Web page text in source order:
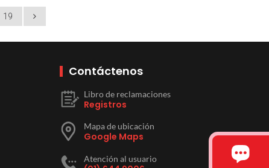
19
Contáctenos
Libro de reclamaciones
Registros
Mapa de ubicación
Google Maps
Atención al usuario